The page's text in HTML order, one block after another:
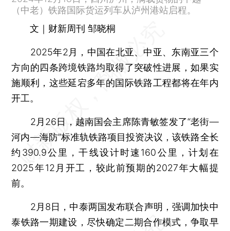
（中老）铁路国际货运列车从泸州港站启程。
文｜财新周刊 邹晓桐
2025年2月，中国在北亚、中亚、东南亚三个
方向的四条跨境铁路均取得了突破性进展，如果实
施顺利，这些延宕多年的国际铁路工程都将在年内
开工。
2月26日，越南国会主席陈青敏签发了“老街—
河内—海防”标准轨铁路项目投资决议，该铁路全长
约390.9公里，干线设计时速160公里，计划在
2025年12月开工，较此前预期的2027年大幅提
前。
2月8日，中泰两国发布联合声明，强调加快中
泰铁路一期建设，尽快确定二期合作模式，争取早